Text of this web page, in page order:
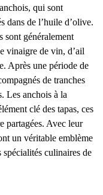
qui sont
dans de l’huile d’olive.
sont généralement
vinaigre de vin, d’ail
Après une période de
de tranches
Les anchois à la
clé des tapas, ces
partagées. Avec leur
un véritable emblème
spécialités culinaires de